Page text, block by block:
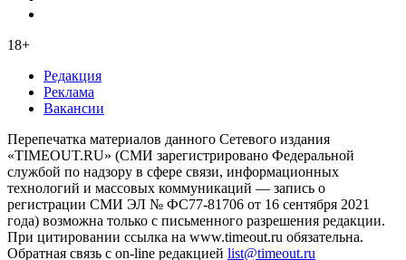
18+
Редакция
Реклама
Вакансии
Перепечатка материалов данного Сетевого издания
«TIMEOUT.RU» (СМИ зарегистрировано Федеральной
службой по надзору в сфере связи, информационных
технологий и массовых коммуникаций — запись о
регистрации СМИ ЭЛ № ФС77-81706 от 16 сентября 2021
года) возможна только с письменного разрешения редакции.
При цитировании ссылка на www.timeout.ru обязательна.
Обратная связь с on-line редакцией list@timeout.ru